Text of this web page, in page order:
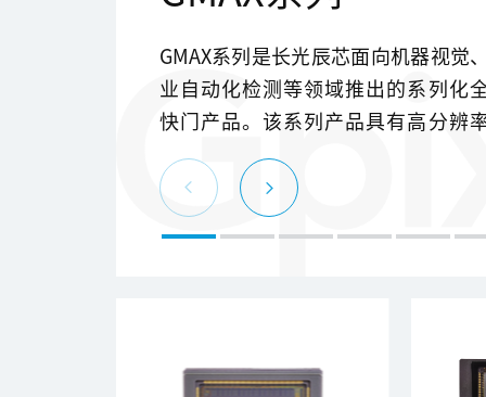
GMAX系列是长光辰芯面向机器视觉
业自动化检测等领域推出的系列化
快门产品。该系列产品具有高分辨
高帧频等独特优势。可充分利用高
业相机接口,赋能工厂自动化检测、
交通、屏幕检测、等多种应用场